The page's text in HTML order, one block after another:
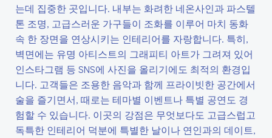
는데 집중한 곳입니다. 내부는 화려한 네온사인과 파스텔
톤 조명, 고급스러운 가구들이 조화를 이루어 마치 동화
속 한 장면을 연상시키는 인테리어를 자랑합니다. 특히,
벽면에는 유명 아티스트의 그래피티 아트가 그려져 있어
인스타그램 등 SNS에 사진을 올리기에도 최적의 환경입
니다. 고객들은 조용한 음악과 함께 프라이빗한 공간에서
술을 즐기면서, 때로는 테마별 이벤트나 특별 공연도 경
험할 수 있습니다. 이곳의 강점은 무엇보다도 고급스럽고
독특한 인테리어 덕분에 특별한 날이나 연인과의 데이트,